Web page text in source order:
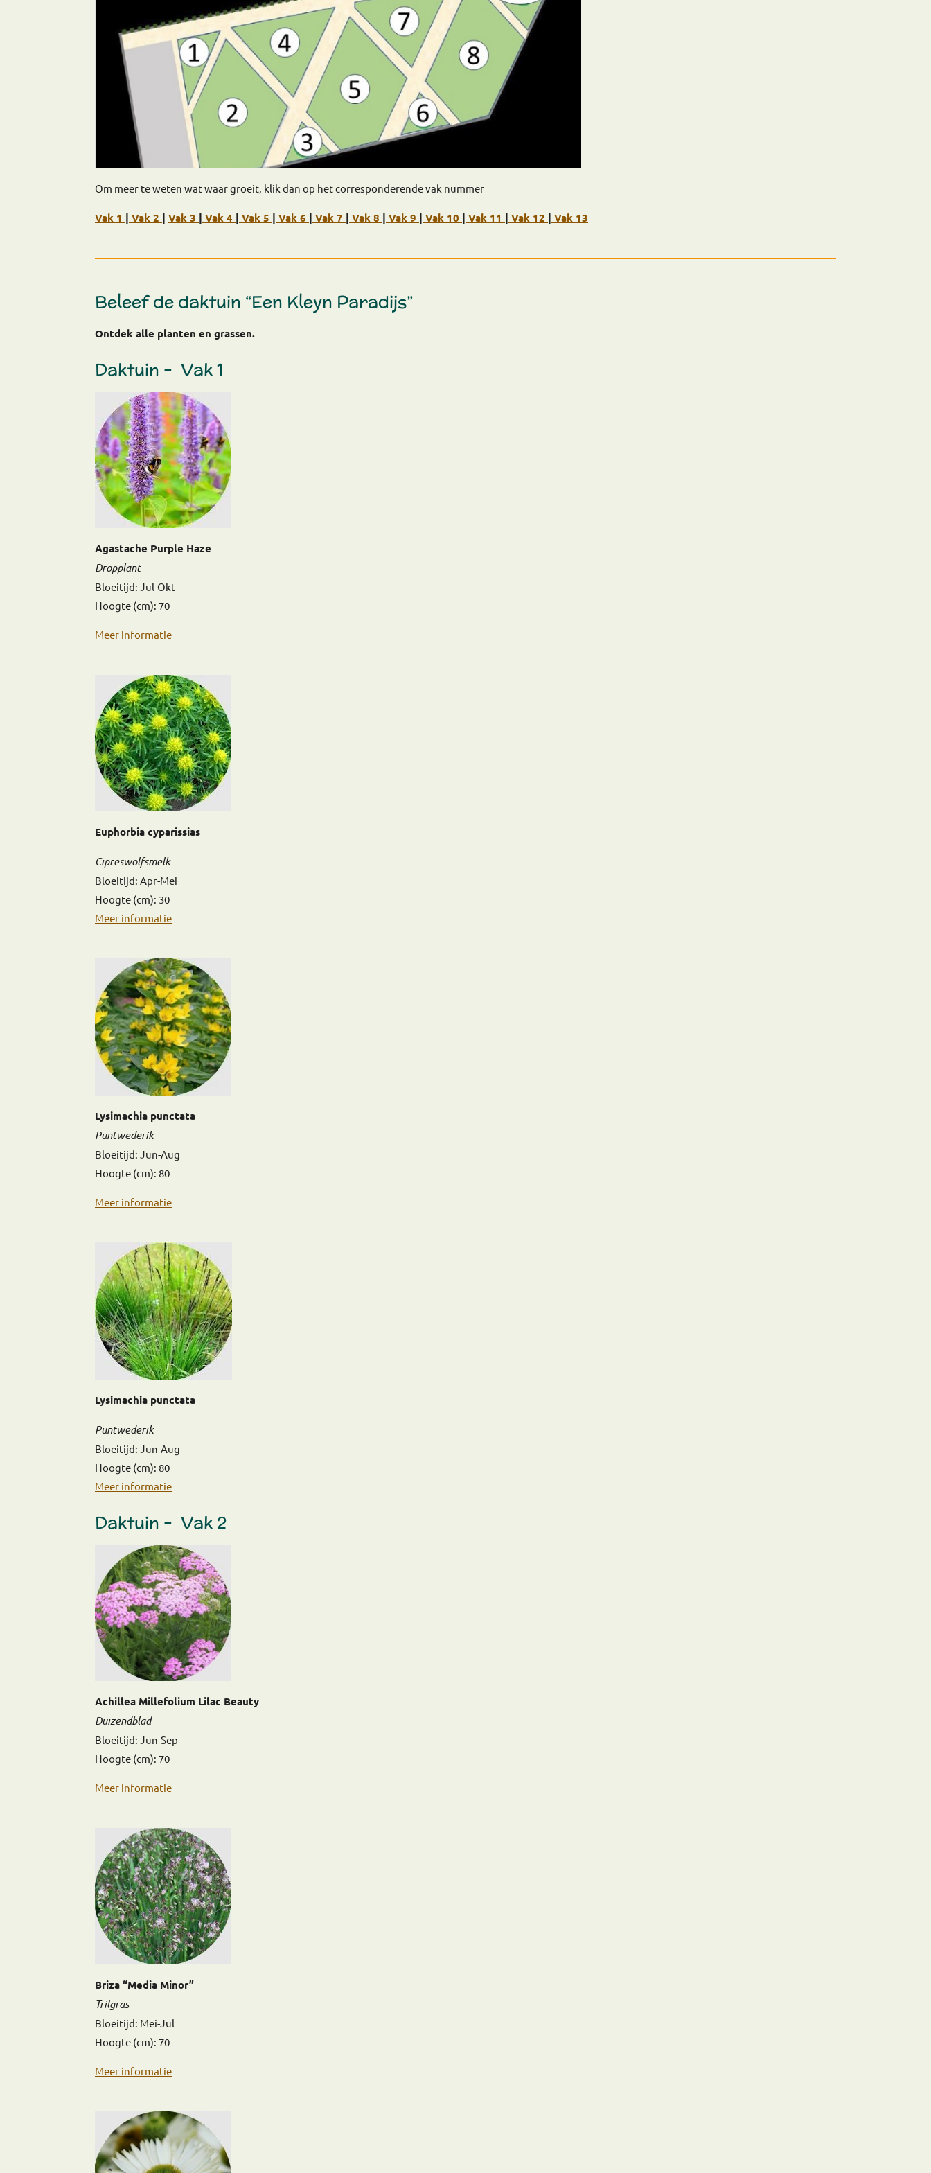
Om meer te weten wat waar groeit, klik dan op het corresponderende vak nummer
Vak 1 | Vak 2 | Vak 3 | Vak 4 | Vak 5 | Vak 6 | Vak 7 | Vak 8 | Vak 9 | Vak 10 | Vak 11 | Vak 12 | Vak 13
Beleef de daktuin “Een Kleyn Paradijs”
Ontdek alle planten en grassen.
Daktuin – Vak 1
Agastache Purple Haze
Dropplant
Bloeitijd: Jul-Okt
Hoogte (cm): 70
Meer informatie
Euphorbia cyparissias
Cipreswolfsmelk
Bloeitijd: Apr-Mei
Hoogte (cm): 30
Meer informatie
Lysimachia punctata
Puntwederik
Bloeitijd: Jun-Aug
Hoogte (cm): 80
Meer informatie
Lysimachia punctata
Puntwederik
Bloeitijd: Jun-Aug
Hoogte (cm): 80
Meer informatie
Daktuin – Vak 2
Achillea Millefolium Lilac Beauty
Duizendblad
Bloeitijd: Jun-Sep
Hoogte (cm): 70
Meer informatie
Briza “Media Minor”
Trilgras
Bloeitijd: Mei-Jul
Hoogte (cm): 70
Meer informatie